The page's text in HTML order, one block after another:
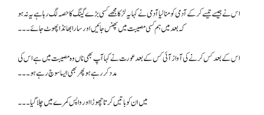
اس نے جیسے تیسے کر کے آدمی کو منا لیا آدمی نے کہا یہ لڑکا مجھے کسی بڑے گینگ کا حصہ لگ رہا ہے یہ نہ ہو
کہ بعد میں ہم کسی مصیبت میں پھنس جائیں اور سارا بھانڈا پھوٹ جائے۔۔۔
اس کے بعد کس کرنے کی آواز آئی کس کے بعد عورت نے کہا آپ بھی ناں وہ مصیبت میں ہے اس کی
مدد کر رہے ہو پھر بھی ایسا سوچ رہے ہو۔۔۔
میں ان کو باتیں کرتا چھوڑا اور واپس کمرے میں چلا گیا۔۔۔